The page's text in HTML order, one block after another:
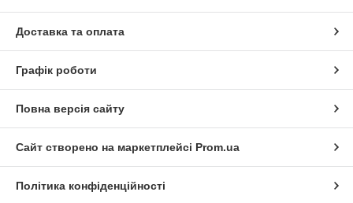
Доставка та оплата
Графік роботи
Повна версія сайту
Сайт створено на маркетплейсі Prom.ua
Політика конфіденційності